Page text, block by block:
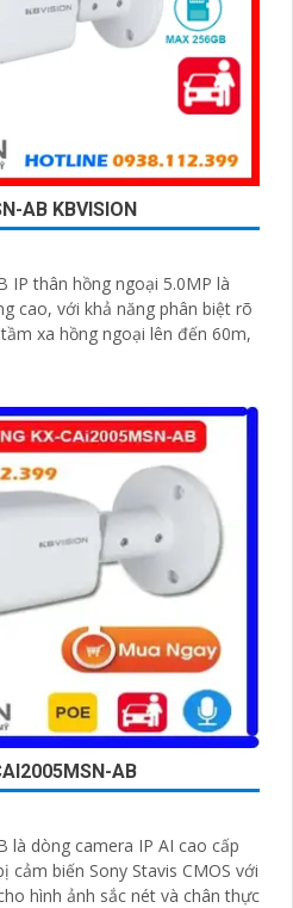
AB KBVISION
IP thân hồng ngoại 5.0MP là
cao, với khả năng phân biệt rõ
AB
là dòng camera IP AI cao cấp
cảm biến Sony Stavis CMOS với
hình ảnh sắc nét và chân thực